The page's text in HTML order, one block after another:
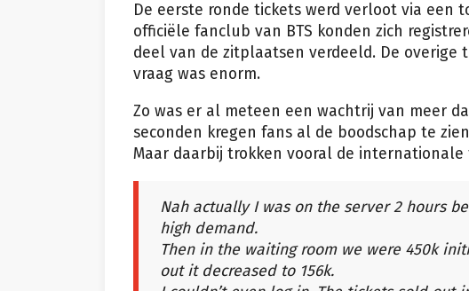
De eerste ronde tickets werd verloot via een
officiële fanclub van BTS konden zich
deel van de zitplaatsen verdeeld. De overige
vraag was enorm.
Zo was er al meteen een wachtrij van meer
seconden kregen fans al de boodschap te
Maar daarbij trokken vooral de
Nah actually I was on the server 2 hours
high demand.
Then in the waiting room we were 450k
out it decreased to 156k.